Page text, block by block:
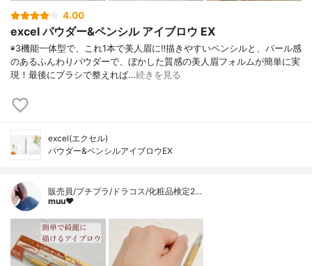
4.00
excel パウダー&ペンシル アイブロウ EX
◉3機能一体型で、これ1本で美人眉に‼︎描きやすいペンシルと、パール感
のあるふんわりパウダーで、ぼかした質感の美人眉フォルムが簡単に実
現！最後にブラシで整えれば…続きを見る
excel(エクセル)
パウダー&ペンシルアイブロウEX
販売員/プチプラ/ドラコス/化粧品検定2…
muu❤︎